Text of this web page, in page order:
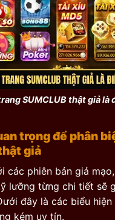
SUMCLUB thật giả là
trọng để phân
giả
các phiên bản giả
lưỡng từng chi tiết sẽ
đây là các biểu
kém uy tín.